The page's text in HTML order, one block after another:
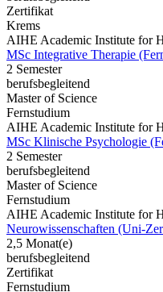
Zertifikat
Krems
AIHE Academic Institute for
MSc Integrative Therapie
2 Semester
berufsbegleitend
Master of Science
Fernstudium
AIHE Academic Institute for
MSc Klinische Psychologie
2 Semester
berufsbegleitend
Master of Science
Fernstudium
AIHE Academic Institute for
Neurowissenschaften (Uni-
2,5 Monat(e)
berufsbegleitend
Zertifikat
Fernstudium